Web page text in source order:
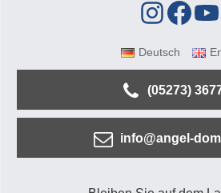
Deutsch
(05273)
info@angel-